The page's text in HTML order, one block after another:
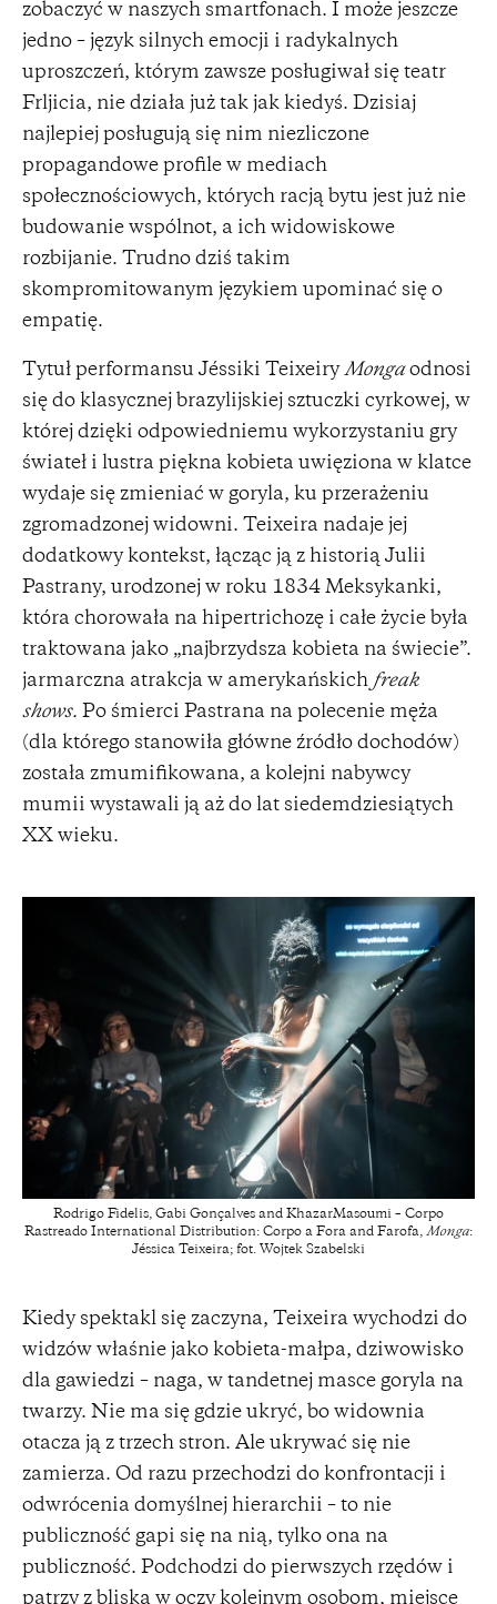
zobaczyć w naszych smartfonach. I może jeszcze
jedno – język silnych emocji i radykalnych
uproszczeń, którym zawsze posługiwał się teatr
Frljicia, nie działa już tak jak kiedyś. Dzisiaj
najlepiej posługują się nim niezliczone
propagandowe profile w mediach
społecznościowych, których racją bytu jest już nie
budowanie wspólnot, a ich widowiskowe
rozbijanie. Trudno dziś takim
skompromitowanym językiem upominać się o
empatię.
Tytuł performansu Jéssiki TeixeiryMongaodnosi
się do klasycznej brazylijskiej sztuczki cyrkowej, w
której dzięki odpowiedniemu wykorzystaniu gry
świateł i lustra piękna kobieta uwięziona w klatce
wydaje się zmieniać w goryla, ku przerażeniu
zgromadzonej widowni. Teixeira nadaje jej
dodatkowy kontekst, łącząc ją z historią Julii
Pastrany, urodzonej w roku 1834 Meksykanki,
która chorowała na hipertrichozę i całe życie była
traktowana jako „najbrzydsza kobieta na świecie”.
jarmarczna atrakcja w amerykańskich freak
shows. Po śmierci Pastrana na polecenie męża
(dla którego stanowiła główne źródło dochodów)
została zmumifikowana, a kolejni nabywcy
mumii wystawali ją aż do lat siedemdziesiątych
XX wieku.
Rodrigo Fidelis, Gabi Gonçalves and KhazarMasoumi – Corpo
Rastreado International Distribution: Corpo a Fora and Farofa, Monga:
Jéssica Teixeira; fot. Wojtek Szabelski
Kiedy spektakl się zaczyna, Teixeira wychodzi do
widzów właśnie jako kobieta-małpa, dziwowisko
dla gawiedzi – naga, w tandetnej masce goryla na
twarzy. Nie ma się gdzie ukryć, bo widownia
otacza ją z trzech stron. Ale ukrywać się nie
zamierza. Od razu przechodzi do konfrontacji i
odwrócenia domyślnej hierarchii – to nie
publiczność gapi się na nią, tylko ona na
publiczność. Podchodzi do pierwszych rzędów i
patrzy z bliska w oczy kolejnym osobom, miejsce